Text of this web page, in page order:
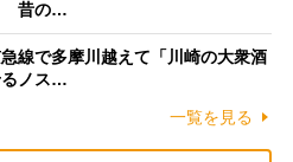
昔の…
線で多摩川越えて「川崎の大衆酒
ノス…
一覧を見る